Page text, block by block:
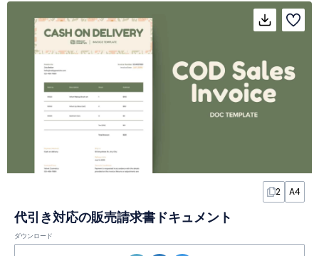
2 A4
代引き対応の販売請求書ドキュメント
ダウンロード